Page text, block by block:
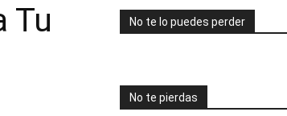
Tu
No te lo puedes perder
No te pierdas